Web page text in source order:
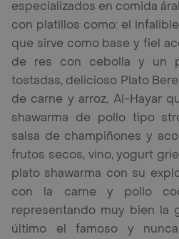
especializados en comida
con platillos como: el
que sirve como base y fiel
de res con cebolla y un
tostadas, delicioso Plato
de carne y arroz, Al-Hayar
shawarma de pollo tipo
salsa de champiñones y
frutos secos, vino, yogurt
plato shawarma con su
con la carne y pollo
representando muy bien la
último el famoso y